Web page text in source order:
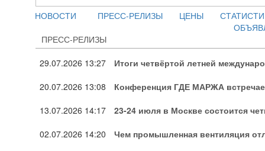
НОВОСТИ ПРЕСС-РЕЛИЗЫ ЦЕНЫ
ПРЕСС-РЕЛИЗЫ
29.07.2026 13:27
Итоги четвёртой летней
20.07.2026 13:08
Конференция ГДЕ МАРЖА
13.07.2026 14:17
23-24 июля в Москве состоится
02.07.2026 14:20
Чем промышленная вентиляция